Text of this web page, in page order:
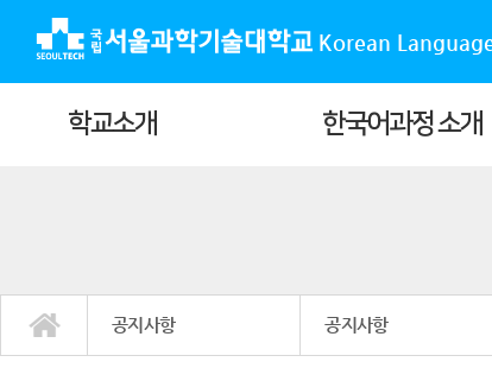
Korean
학교소개 한국어과정 소개
공지사항
학교소개
한국어과정 소개
유학생활 안내
뉴스/홍보
온라인신청
공지사항
공지사항
공지사항
자유게시판
FAQ
자료실